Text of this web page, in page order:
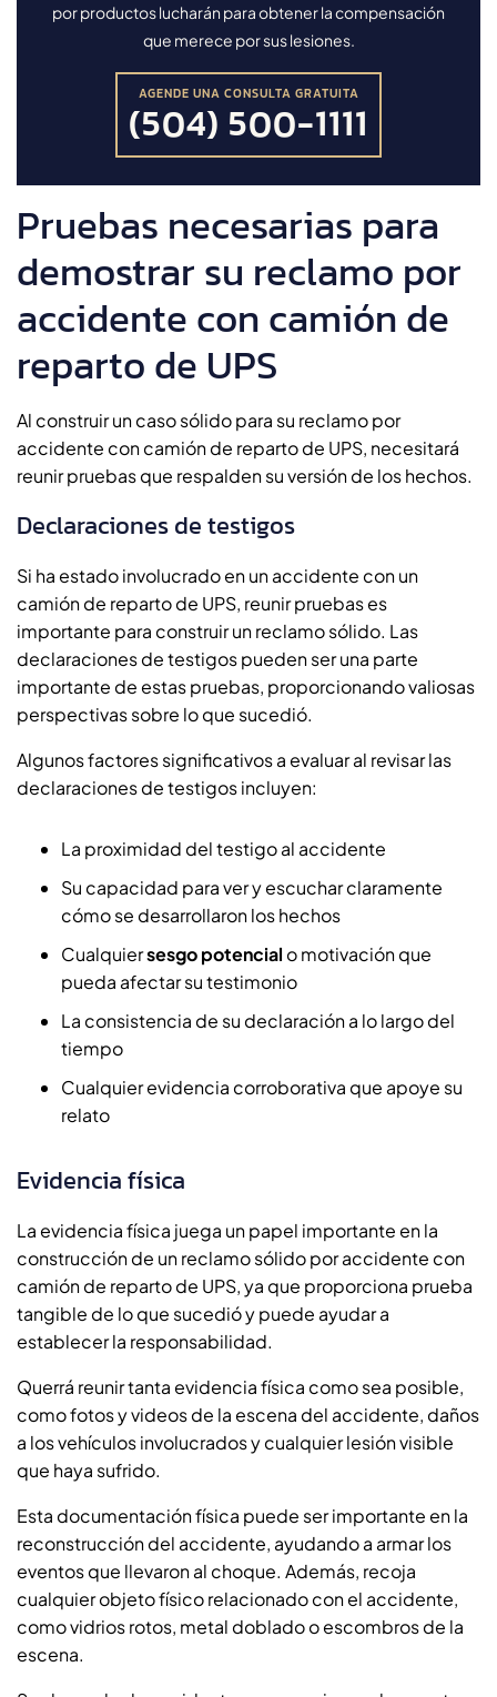
por productos lucharán para obtener la compensación
que merece por sus lesiones.
AGENDE UNA CONSULTA GRATUITA
(504) 500-1111
Pruebas necesarias para
demostrar su reclamo por
accidente con camión de
reparto de UPS
Al construir un caso sólido para su reclamo por
accidente con camión de reparto de UPS, necesitará
reunir pruebas que respalden su versión de los hechos.
Declaraciones de testigos
Si ha estado involucrado en un accidente con un
camión de reparto de UPS, reunir pruebas es
importante para construir un reclamo sólido. Las
declaraciones de testigos pueden ser una parte
importante de estas pruebas, proporcionando valiosas
perspectivas sobre lo que sucedió.
Algunos factores significativos a evaluar al revisar las
declaraciones de testigos incluyen:
La proximidad del testigo al accidente
Su capacidad para ver y escuchar claramente
cómo se desarrollaron los hechos
Cualquiersesgo potencial o motivación que
pueda afectar su testimonio
La consistencia de su declaración a lo largo del
tiempo
Cualquier evidencia corroborativa que apoye su
relato
Evidencia física
La evidencia física juega un papel importante en la
construcción de un reclamo sólido por accidente con
camión de reparto de UPS, ya que proporciona prueba
tangible de lo que sucedió y puede ayudar a
establecer la responsabilidad.
Querrá reunir tanta evidencia física como sea posible,
como fotos y videos de la escena del accidente, daños
a los vehículos involucrados y cualquier lesión visible
que haya sufrido.
Esta documentación física puede ser importante en la
reconstrucción del accidente, ayudando a armar los
eventos que llevaron al choque. Además, recoja
cualquier objeto físico relacionado con el accidente,
como vidrios rotos, metal doblado o escombros de la
escena.